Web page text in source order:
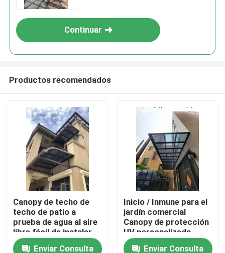
Hogar
Productos
vídeos
Continuar
Productos recomendados
Canopy de techo de
techo de patio a
prueba de agua al aire
libre fácil de instalar
Enviar Consulta
Inicio / Inmune para el
jardín comercial
Canopy de protección
UV personalizada
Enviar Consulta